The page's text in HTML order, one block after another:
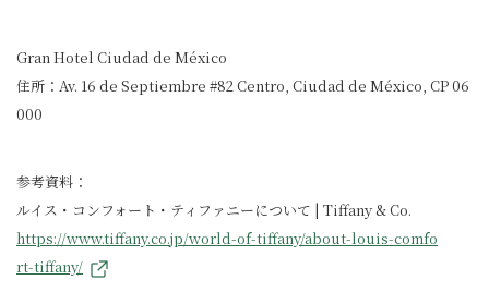
Gran Hotel Ciudad de México
住所：Av. 16 de Septiembre #82 Centro, Ciudad de México, CP 06
000
参考資料：
ルイス・コンフォート・ティファニーについて | Tiffany & Co.
https://www.tiffany.co.jp/world-of-tiffany/about-louis-comfo
rt-tiffany/